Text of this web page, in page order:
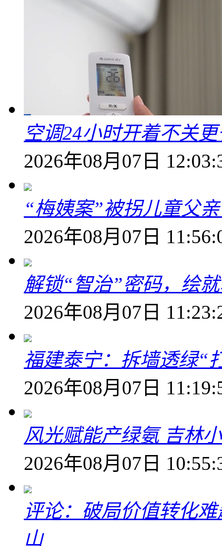
空调24小时开着不关
2026年08月07日
“梅姨案”被拐儿童父
2026年08月07日
解锁“智治”密码，绘
2026年08月07日
福建泰宁：拆墙透绿“
2026年08月07日
风光赋能产绿氨 吉林
2026年08月07日
评论：破局价值转化
山